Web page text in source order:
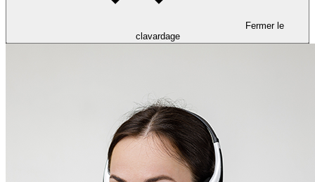
Fermer le
clavardage